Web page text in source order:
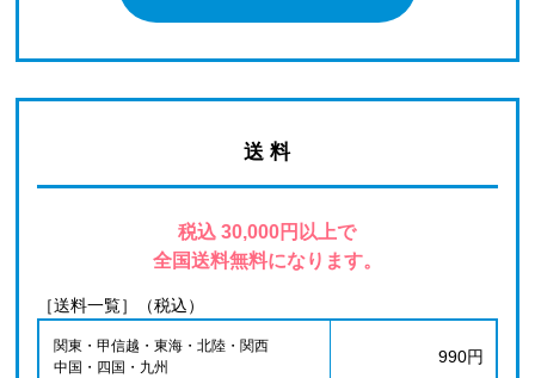
送 料
税込 30,000円以上で
全国送料無料になります。
［送料一覧］（税込）
関東・甲信越・東海・北陸・関西
中国・四国・九州
990円